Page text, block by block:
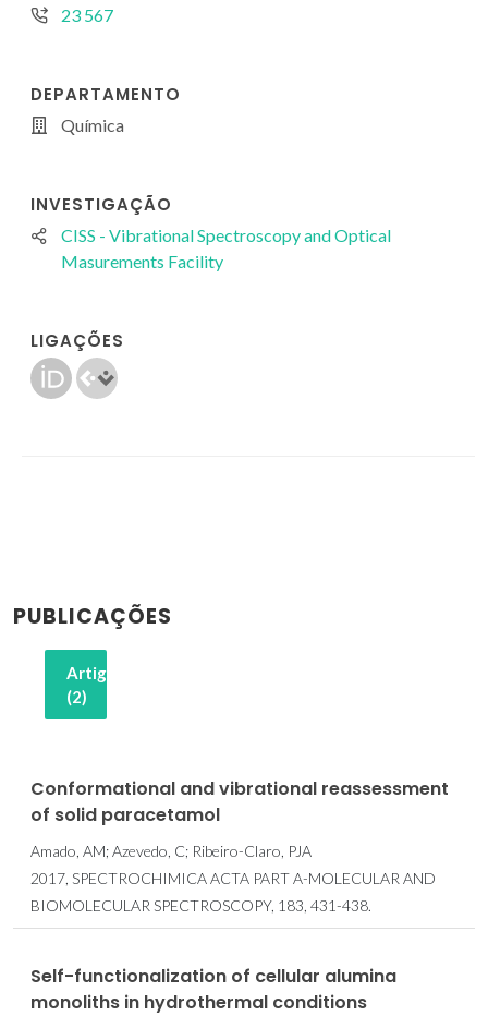
23 567
DEPARTAMENTO
Química
INVESTIGAÇÃO
CISS - Vibrational Spectroscopy and Optical
Masurements Facility
LIGAÇÕES
PUBLICAÇÕES
Artigos
(2)
Conformational and vibrational reassessment
of solid paracetamol
Amado, AM; Azevedo, C; Ribeiro-Claro, PJA
2017, SPECTROCHIMICA ACTA PART A-MOLECULAR AND
BIOMOLECULAR SPECTROSCOPY, 183, 431-438.
Self-functionalization of cellular alumina
monoliths in hydrothermal conditions